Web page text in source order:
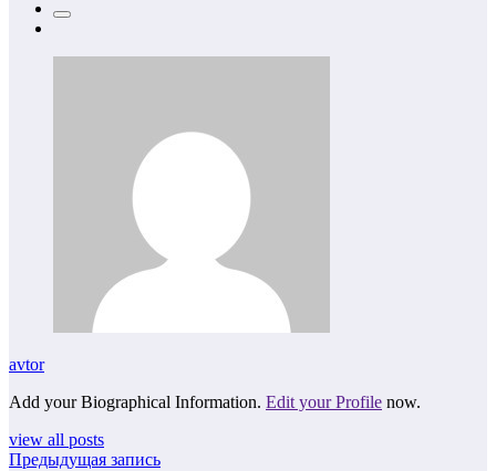
avtor
Add your Biographical Information. Edit your Profile now.
view all posts
Предыдущая запись